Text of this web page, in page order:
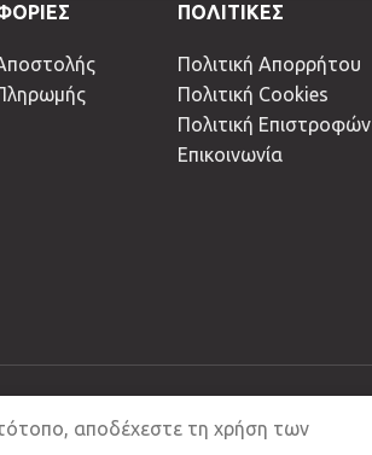
ΠΟΛΙΤΙΚΕΣ
Πολιτική Απορρήτου
Πολιτική Cookies
Πολιτική Επιστροφών
Επικοινωνία
αποδέχεστε τη χρήση των